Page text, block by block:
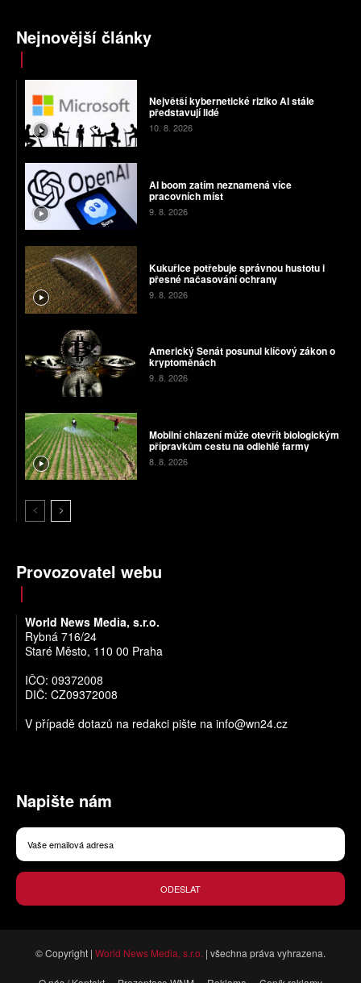
Nejnovější články
Největší kybernetické riziko AI stále
představují lidé
10. 8. 2026
AI boom zatím neznamená více
pracovních míst
9. 8. 2026
Kukuřice potřebuje správnou hustotu i
přesné načasování ochrany
9. 8. 2026
Americký Senát posunul klíčový zákon o
kryptoměnách
9. 8. 2026
Mobilní chlazení může otevřít biologickým
přípravkům cestu na odlehlé farmy
8. 8. 2026
Provozovatel webu
World News Media, s.r.o.
Rybná 716/24
Staré Město, 110 00 Praha
IČO: 09372008
DIČ: CZ09372008
V případě dotazů na redakci pište na info@wn24.cz
Napište nám
ODESLAT
© Copyright | World News Media, s.r.o. | všechna práva vyhrazena.